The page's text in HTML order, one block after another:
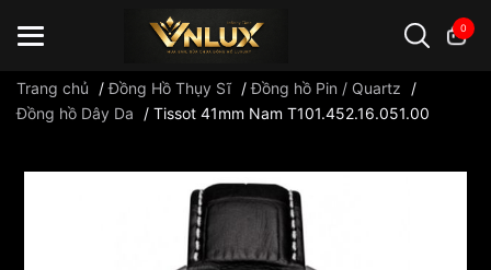
0
Trang chủ /Đồng Hồ Thụy Sĩ /Đồng hồ Pin / Quartz
/
Đồng hồ Dây Da
/ Tissot 41mm Nam T101.452.16.051.00